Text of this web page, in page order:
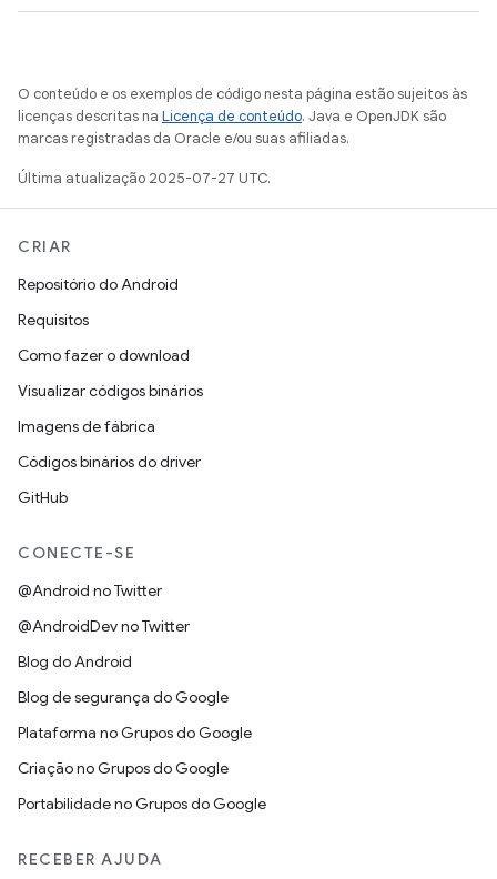
O conteúdo e os exemplos de código nesta página estão sujeitos às
licenças descritas na Licença de conteúdo. Java e OpenJDK são
marcas registradas da Oracle e/ou suas afiliadas.
Última atualização 2025-07-27 UTC.
CRIAR
Repositório do Android
Requisitos
Como fazer o download
Visualizar códigos binários
Imagens de fábrica
Códigos binários do driver
GitHub
CONECTE-SE
@Android no Twitter
@AndroidDev no Twitter
Blog do Android
Blog de segurança do Google
Plataforma no Grupos do Google
Criação no Grupos do Google
Portabilidade no Grupos do Google
RECEBER AJUDA